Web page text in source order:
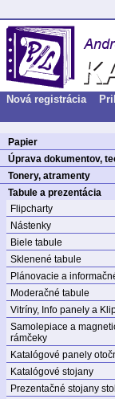
Nová registrácia
Papier
Úprava dokumentov,
Tonery, atramenty
Tabule a prezentácia
Flipcharty
Nástenky
Biele tabule
Sklenené tabule
Plánovacie a
Moderačné tabule
Vitríny, Info panely a
Samolepiace a
rámčeky
Katalógové panely
Katalógové stojany
Prezentačné stojany